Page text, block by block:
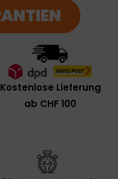
Kostenlose Lieferung
ab CHF 100